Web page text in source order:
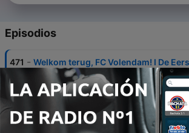
Episodios
471 - Welkom terug, FC Volendam! I De
I S05E77
24 mayo 2026
470 - Cheerio I De Eerste de Beste I S05E76
21 mayo 2026